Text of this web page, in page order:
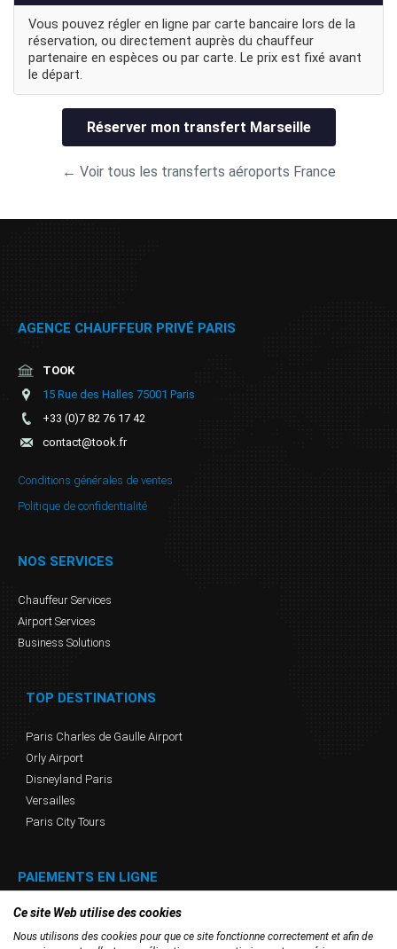
Ce site Web utilise des cookies
Nous utilisons des cookies pour que ce site fonctionne correctement et afin de
Vous pouvez régler en ligne par carte bancaire lors de la
réservation, ou directement auprès du chauffeur
partenaire en espèces ou par carte. Le prix est fixé avant
le départ.
Réserver mon transfert Marseille
← Voir tous les transferts aéroports France
AGENCE CHAUFFEUR PRIVÉ PARIS
TOOK
15 Rue des Halles 75001 Paris
+33 (0)7 82 76 17 42
contact@took.fr
Conditions générales de ventes
Politique de confidentialité
NOS SERVICES
Chauffeur Services
Airport Services
Business Solutions
TOP DESTINATIONS
Paris Charles de Gaulle Airport
Orly Airport
Disneyland Paris
Versailles
Paris City Tours
PAIEMENTS EN LIGNE